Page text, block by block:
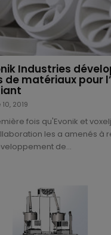
Industries
de matériaux pour
2019
fois qu'Evonik et
les a amenés à
de...